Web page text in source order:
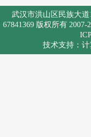
武汉市洪山区民族大道
67841369 版权所有
技术支持：